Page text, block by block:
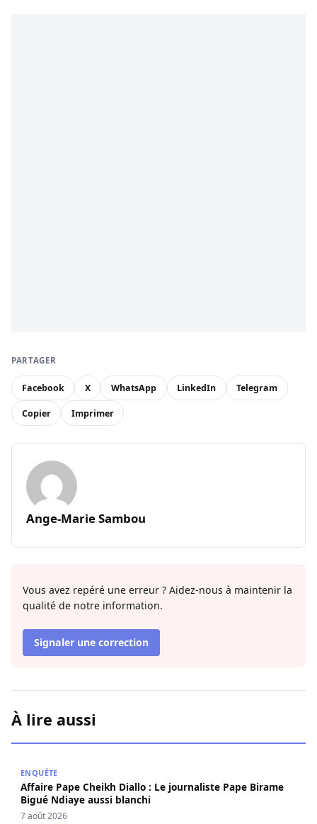
PARTAGER
Facebook X WhatsApp LinkedIn Telegram
Copier Imprimer
Ange-Marie Sambou
Vous avez repéré une erreur ? Aidez-nous à maintenir la
qualité de notre information.
Signaler une correction
À lire aussi
ENQUÊTE
Affaire Pape Cheikh Diallo : Le journaliste Pape Birame
Bigué Ndiaye aussi blanchi
7 août 2026